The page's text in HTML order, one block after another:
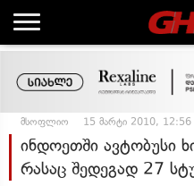
მსოფლიო 15 მარტი 2010, 12:56
ინდოეთში ავტობუსი
რასაც შედეგად 27